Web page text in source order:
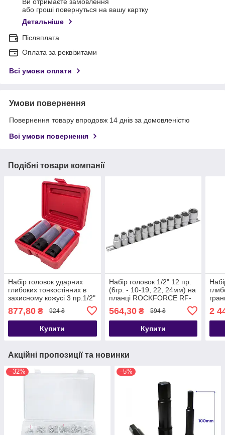
Ви отримаєте замовлення
або гроші повернуться на вашу картку
Детальніше
Післяплата
Оплата за реквізитами
Всі умови оплати
Умови повернення
Повернення товару впродовж 14 днів за домовленістю
Всі умови повернення
Подібні товари компанії
Набір головок ударних
глибоких тонкостінних в
захисному кожусі 3 пр.1/2"
Forsage F-4035
877,80 ₴ 924 ₴
Купити
Набір головок 1/2" 12 пр.
(6гр. - 10-19, 22, 24мм) на
планці ROCKFORCE RF-
564,30₴ 594 ₴
Купити
2
Акційні пропозиції та новинки
–32% –5%